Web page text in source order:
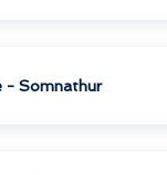
- Somnathur